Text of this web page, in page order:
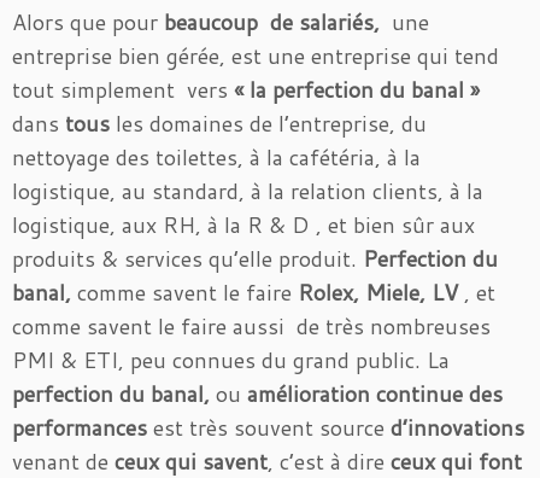
Alors que pour beaucoup de salariés, une
entreprise bien gérée, est une entreprise qui tend
tout simplement vers « la perfection du banal »
dans tous les domaines de l’entreprise, du
nettoyage des toilettes, à la cafétéria, à la
logistique, au standard, à la relation clients, à la
logistique, aux RH, à la R & D , et bien sûr aux
produits & services qu’elle produit. Perfection du
banal, comme savent le faire Rolex, Miele, LV, et
comme savent le faire aussi de très nombreuses
PMI & ETI, peu connues du grand public. La
perfection du banal, ou amélioration continue des
performancesest très souvent source d’innovations
venant de ceux qui savent, c’est à dire ceux qui font